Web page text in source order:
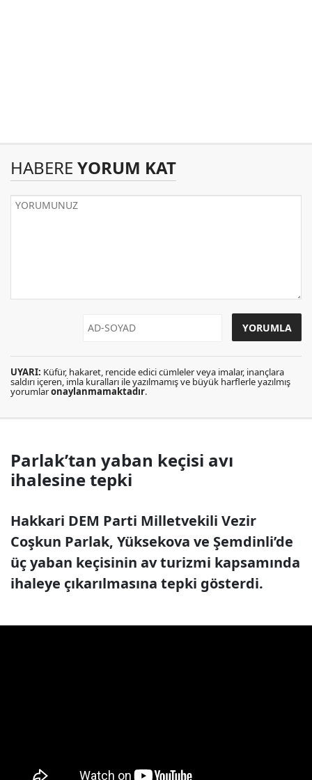
HABERE YORUM KAT
UYARI: Küfür, hakaret, rencide edici cümleler veya imalar, inançlara
saldırı içeren, imla kuralları ile yazılmamış ve büyük harflerle yazılmış
yorumlaronaylanmamaktadır.
Parlak’tan yaban keçisi avı
ihalesine tepki
Hakkari DEM Parti Milletvekili Vezir
Coşkun Parlak, Yüksekova ve Şemdinli’de
üç yaban keçisinin av turizmi kapsamında
ihaleye çıkarılmasına tepki gösterdi.